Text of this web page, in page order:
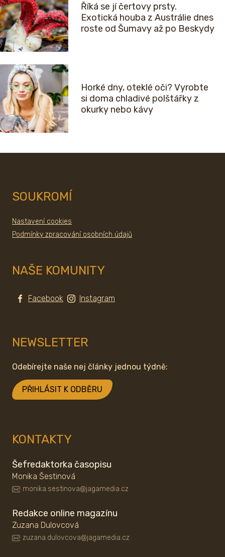
Říká se jí čertovy prsty.
Exotická houba z Austrálie dnes
roste od Šumavy až po Beskydy
Horké dny, oteklé oči? Vyrobte
si doma chladivé polštářky z
okurky nebo kávy
SOUKROMÍ
Nastavení cookies
Podmínky zpracování osobních údajů
NAŠE KOMUNITY
Facebook Instagram
NEWSLETTER
Odebírejte naše nej články jednou týdně:
PŘIHLÁSIT K ODBĚRU
KONTAKTY
Šefredaktorka časopisu
Monika Šestinová
monika.sestinova@jagamedia.cz
Redakce online magazínu
Zuzana Dulovcová
zuzana.dulovcova@jagamedia.cz